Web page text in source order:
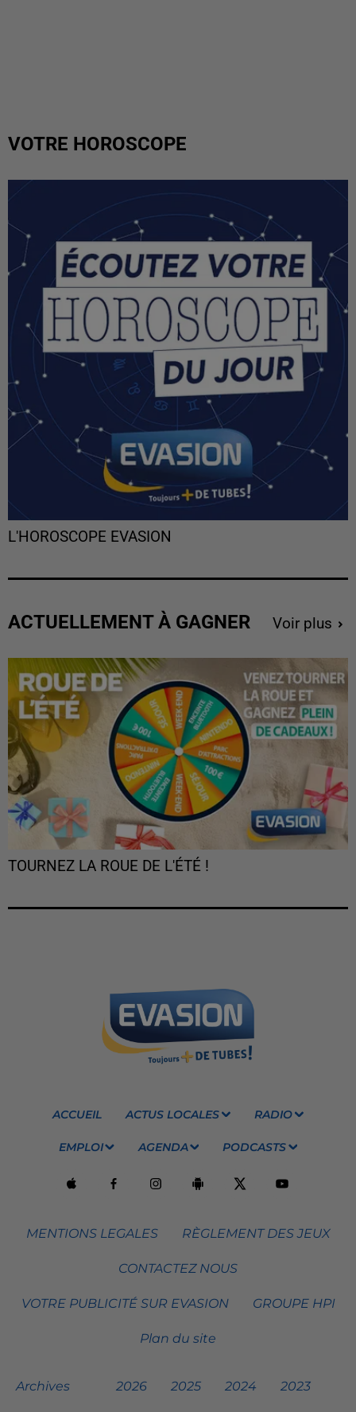
VOTRE HOROSCOPE
L'HOROSCOPE EVASION
ACTUELLEMENT À GAGNER Voir plus
TOURNEZ LA ROUE DE L'ÉTÉ !
ACCUEIL ACTUS LOCALES RADIO
EMPLOI AGENDA PODCASTS
MENTIONS LEGALES RÈGLEMENT DES JEUX
CONTACTEZ NOUS
VOTRE PUBLICITÉ SUR EVASION GROUPE HPI
Plan du site
Archives 2026 2025 2024 2023